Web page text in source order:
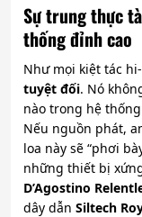
Sự trung thực
thống đỉnh cao
Như mọi kiệt tác
tuyệt đối. Nó
nào trong hệ
Nếu nguồn phát,
loa này sẽ “phơi
những thiết bị
D’Agostino
dây dẫn Siltech